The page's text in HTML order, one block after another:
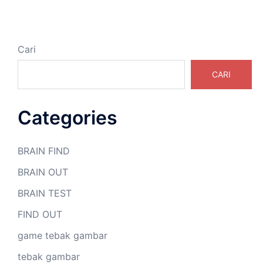
Cari
CARI
Categories
BRAIN FIND
BRAIN OUT
BRAIN TEST
FIND OUT
game tebak gambar
tebak gambar